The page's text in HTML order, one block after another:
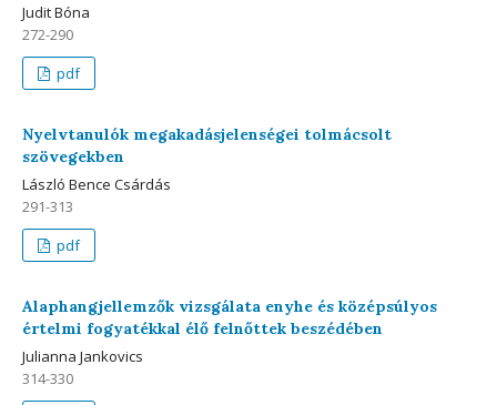
Judit Bóna
272-290
pdf
Nyelvtanulók megakadásjelenségei tolmácsolt
szövegekben
László Bence Csárdás
291-313
pdf
Alaphangjellemzők vizsgálata enyhe és középsúlyos
értelmi fogyatékkal élő felnőttek beszédében
Julianna Jankovics
314-330